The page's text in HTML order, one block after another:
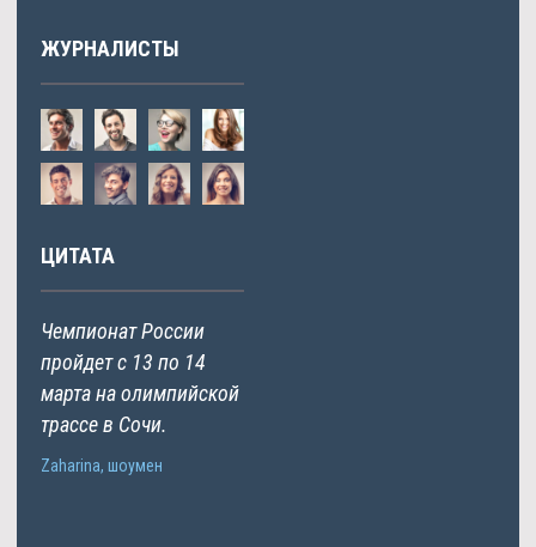
ЖУРНАЛИСТЫ
ЦИТАТА
Чемпионат России
пройдет с 13 по 14
марта на олимпийской
трассе в Сочи.
Zaharina, шоумен